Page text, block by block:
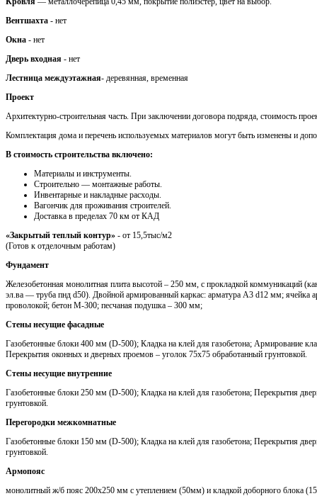
Вентшахта - нет
Окна - нет
Дверь входная - нет
Лестница междуэтажная- деревянная, временная
Проект
Архитектурно-строительная часть. При заключении договора подряда, стоимость
Комплектация дома и перечень используемых материалов могут быть изменены и
В стоимость строительства включено:
Материалы и инструменты.
Cтроительно — монтажные работы.
Инвентарные и накладные расходы.
Вагончик для проживания строителей.
Доставка в пределах 70 км от КАД
«Закрытый теплый контур» - от 15,5тыс/м2
(Готов к отделочным работам)
Фундамент
Железобетонная монолитная плита высотой – 250 мм, с прокладкой коммуникаций
эл.ва — труба пнд d50). Двойной армированный каркас: арматура A3 d12 мм; ячейка
проволокой; бетон М-300; песчаная подушка – 300 мм;
Стены несущие фасадные
Газобетонные блоки 400 мм (D-500); Кладка на клей для газобетона; Армирование
Перекрытия оконных и дверных проемов – уголок 75х75 обработанный грунтовкой.
Стены несущие внутренние
Газобетонные блоки 250 мм (D-500); Кладка на клей для газобетона; Перекрытия
грунтовкой.
Перегородки межкомнатные
Газобетонные блоки 150 мм (D-500); Кладка на клей для газобетона; Перекрытия
грунтовкой.
Армопояс
монолитный ж/б пояс 200х250 мм с утеплением (50мм) и кладкой доборного блока